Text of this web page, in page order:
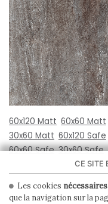
60x120 Matt 60x60 Matt
30x60 Matt 60x120 Safe
60x60 Safe 30x60 Safe
CE SITE
Les cookies nécessaires
que la navigation sur la